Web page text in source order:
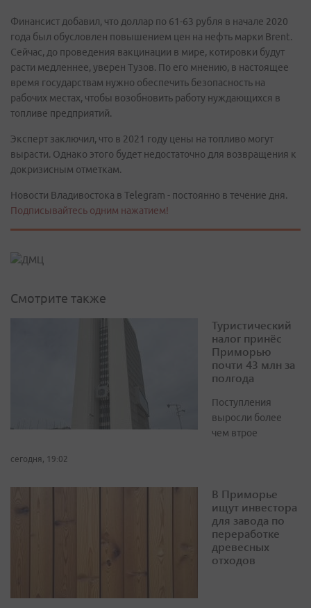
Финансист добавил, что доллар по 61-63 рубля в начале 2020
года был обусловлен повышением цен на нефть марки Brent.
Сейчас, до проведения вакцинации в мире, котировки будут
расти медленнее, уверен Тузов. По его мнению, в настоящее
время государствам нужно обеспечить безопасность на
рабочих местах, чтобы возобновить работу нуждающихся в
топливе предприятий.
Эксперт заключил, что в 2021 году цены на топливо могут
вырасти. Однако этого будет недостаточно для возвращения к
докризисным отметкам.
Новости Владивостока в Telegram - постоянно в течение дня.
Подписывайтесь одним нажатием!
Смотрите также
Туристический
налог принёс
Приморью
почти 43 млн за
полгода
Поступления
выросли более
чем втрое
сегодня, 19:02
В Приморье
ищут инвестора
для завода по
переработке
древесных
отходов